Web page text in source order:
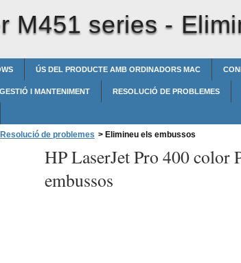
M451 series -
ÚS DEL PRODUCTE AMB ORDINADORS MAC
GESTIÓ I MANTENIMENT RESOLUCIÓ DE PROBLEMES
Resolució de problemes > Elimineu els embussos
HP LaserJet Pro 400 color
embussos